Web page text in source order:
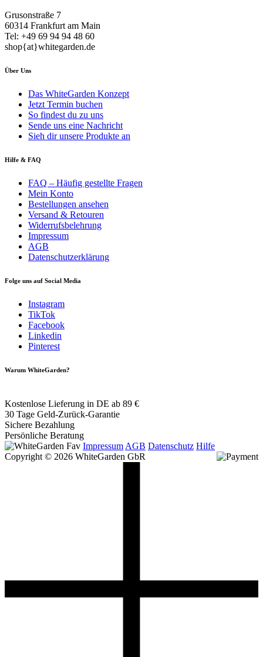
Grusonstraße 7
60314 Frankfurt am Main
Tel: +49 69 94 94 48 60
shop{at}whitegarden.de
Über Uns
Das WhiteGarden Konzept
Jetzt Termin buchen
So findest du zu uns
Sende uns eine Nachricht
Sieh dir unsere Produkte an
Hilfe & FAQ
FAQ – Häufig gestellte Fragen
Mein Konto
Bestellungen ansehen
Versand & Retouren
Widerrufsbelehrung
Impressum
AGB
Datenschutzerklärung
Folge uns auf Social Media
Instagram
TikTok
Facebook
Linkedin
Pinterest
Warum WhiteGarden?
Kostenlose Lieferung in DE ab 89 €
30 Tage Geld-Zurück-Garantie
Sichere Bezahlung
Persönliche Beratung
Impressum AGB Datenschutz Hilfe
Copyright © 2026 WhiteGarden GbR